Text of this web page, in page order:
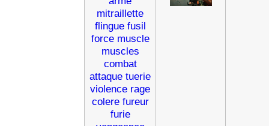
mitraillette
flingue fusil
force muscle
muscles
combat
attaque tuerie
violence rage
colere fureur
furie